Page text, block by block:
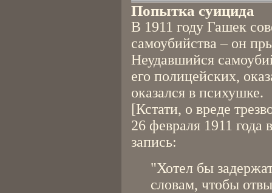
Попытка суицида
В 1911 году Гашек
самоубийства – он
Неудавшийся
его полицейских,
оказался в психушке.
[Кстати, о вреде
26 февраля 1911 года
запись:
"Хотел бы
словам, чтобы